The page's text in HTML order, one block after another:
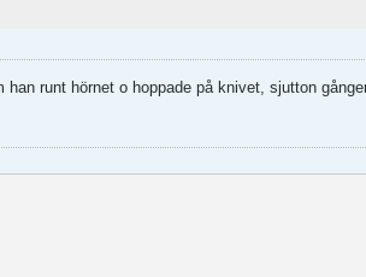
runt hörnet o hoppade på knivet, sjutton